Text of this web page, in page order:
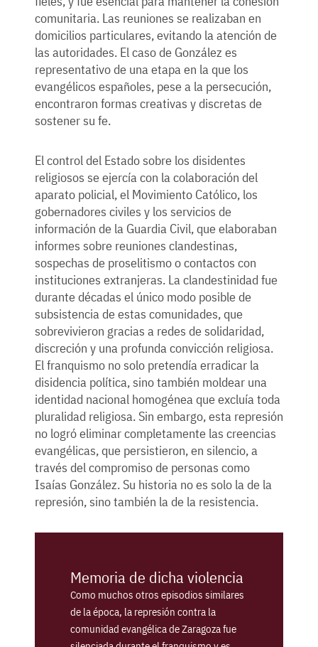
comunitaria. Las reuniones se realizaban en
domicilios particulares, evitando la atención de
las autoridades. El caso de González es
representativo de una etapa en la que los
evangélicos españoles, pese a la persecución,
encontraron formas creativas y discretas de
sostener su fe.
El control del Estado sobre los disidentes
religiosos se ejercía con la colaboración del
aparato policial, el Movimiento Católico, los
gobernadores civiles y los servicios de
información de la Guardia Civil, que elaboraban
informes sobre reuniones clandestinas,
sospechas de proselitismo o contactos con
instituciones extranjeras. La clandestinidad fue
durante décadas el único modo posible de
subsistencia de estas comunidades, que
sobrevivieron gracias a redes de solidaridad,
discreción y una profunda convicción religiosa.
El franquismo no solo pretendía erradicar la
disidencia política, sino también moldear una
identidad nacional homogénea que excluía toda
pluralidad religiosa. Sin embargo, esta represión
no logró eliminar completamente las creencias
evangélicas, que persistieron, en silencio, a
través del compromiso de personas como
Isaías González. Su historia no es solo la de la
represión, sino también la de la resistencia.
Memoria de dicha violencia
Como muchos otros episodios similares
de la época, la represión contra la
comunidad evangélica de Zaragoza fue